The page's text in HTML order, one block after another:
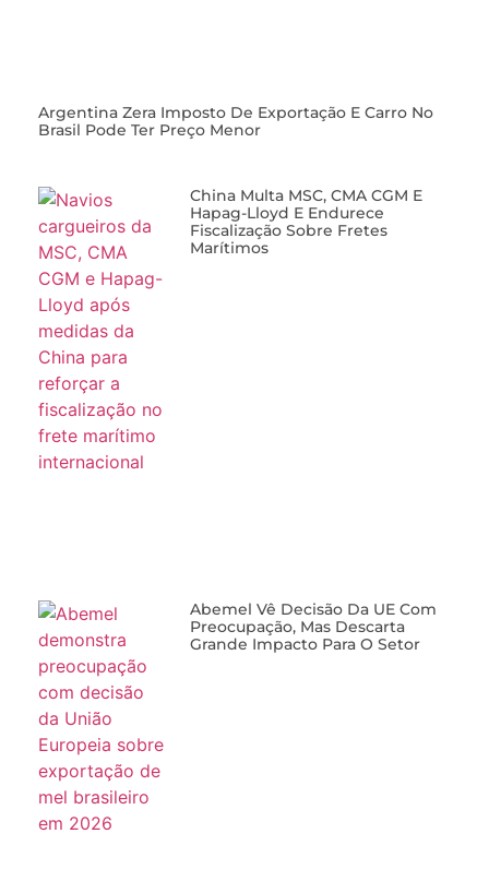
Argentina Zera Imposto De Exportação E Carro No
Brasil Pode Ter Preço Menor
China Multa MSC, CMA CGM E
Hapag-Lloyd E Endurece
Fiscalização Sobre Fretes
Marítimos
Abemel Vê Decisão Da UE Com
Preocupação, Mas Descarta
Grande Impacto Para O Setor